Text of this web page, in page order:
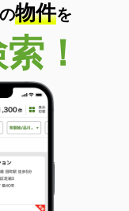
物件を
！